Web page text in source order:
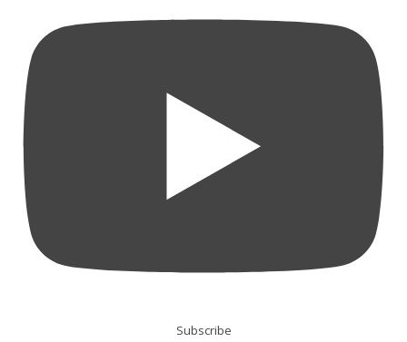
Subscribe